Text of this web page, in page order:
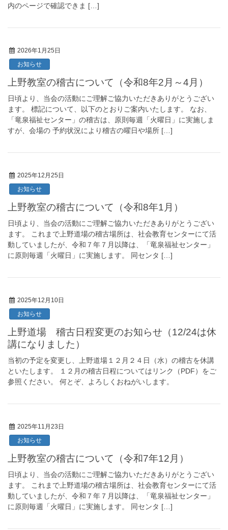
内のページで確認できま […]
2026年1月25日
お知らせ
上野教室の稽古について（令和8年2月～4月）
日頃より、当会の活動にご理解ご協力いただきありがとうござい
ます。 標記について、以下のとおりご案内いたします。 なお、
「竜泉福祉センター」の稽古は、原則毎週「火曜日」に実施しま
すが、会場の 予約状況により稽古の曜日や場所 […]
2025年12月25日
お知らせ
上野教室の稽古について（令和8年1月）
日頃より、当会の活動にご理解ご協力いただきありがとうござい
ます。 これまで上野道場の稽古場所は、社会教育センターにて活
動していましたが、令和７年７月以降は、「竜泉福祉センター」
に原則毎週「火曜日」に実施します。 同センタ […]
2025年12月10日
お知らせ
上野道場 稽古日程変更のお知らせ（12/24は休
講になりました）
当初の予定を変更し、上野道場１２月２４日（水）の稽古を休講
といたします。 １２月の稽古日程についてはリンク（PDF）をご
参照ください。 何とぞ、よろしくおねがいします。
2025年11月23日
お知らせ
上野教室の稽古について（令和7年12月）
日頃より、当会の活動にご理解ご協力いただきありがとうござい
ます。 これまで上野道場の稽古場所は、社会教育センターにて活
動していましたが、令和７年７月以降は、「竜泉福祉センター」
に原則毎週「火曜日」に実施します。 同センタ […]